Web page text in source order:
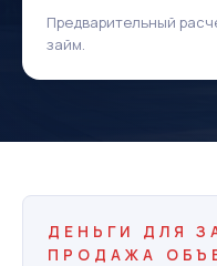
Предварительный
займ.
ДЕНЬГИ ДЛЯ
ПРОДАЖА